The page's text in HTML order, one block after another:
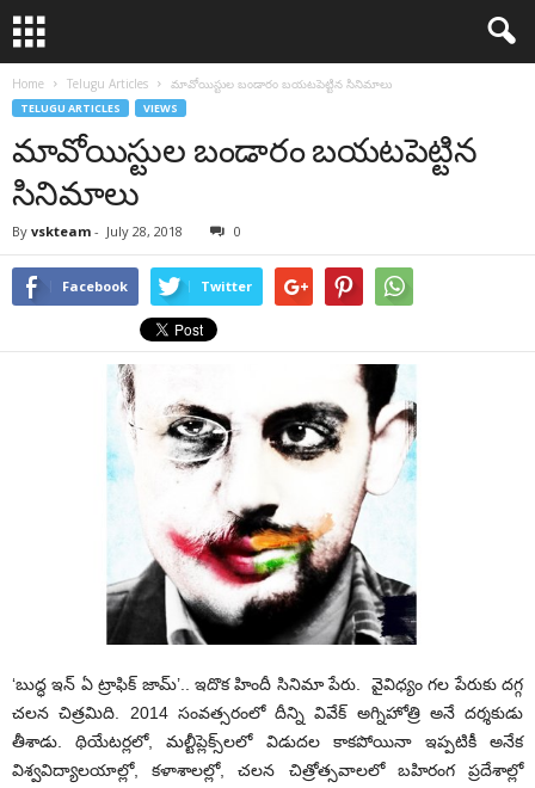
Home Telugu Articles మావోయిస్టుల బండారం బయటపెట్టిన సినిమాలు
TELUGU ARTICLES VIEWS
మావోయిస్టుల బండారం బయటపెట్టిన
సినిమాలు
By vskteam - July 28, 2018 0
Facebook Twitter
‘బుద్ధ ఇన్ ఏ ట్రాఫిక్ జామ్’.. ఇదొక హిందీ సినిమా పేరు. వైవిధ్యం గల పేరుకు దగ్గ
చలన చిత్రమిది. 2014 సంవత్సరంలో దీన్ని వివేక్ అగ్నిహోత్రి అనే దర్శకుడు
తీశాడు. థియేటర్లలో, మల్టీప్లెక్స్‌లలో విడుదల కాకపోయినా ఇప్పటికీ అనేక
విశ్వవిద్యాలయాల్లో, కళాశాలల్లో, చలన చిత్రోత్సవాలలో బహిరంగ ప్రదేశాల్లో